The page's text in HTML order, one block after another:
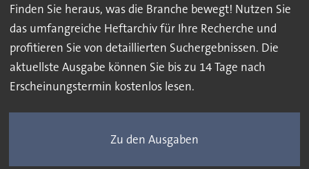
Finden Sie heraus, was die Branche bewegt! Nutzen Sie
das umfangreiche Heftarchiv für Ihre Recherche und
profitieren Sie von detaillierten Suchergebnissen. Die
aktuellste Ausgabe können Sie bis zu 14 Tage nach
Erscheinungstermin kostenlos lesen.
Zu den Ausgaben